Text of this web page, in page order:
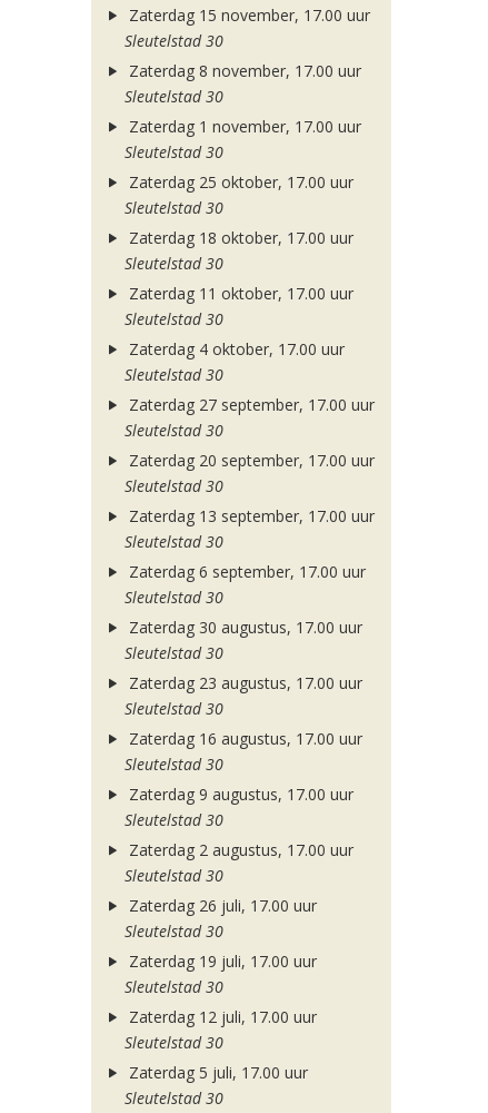
Zaterdag 15 november, 17.00 uur
Sleutelstad 30
Zaterdag 8 november, 17.00 uur
Sleutelstad 30
Zaterdag 1 november, 17.00 uur
Sleutelstad 30
Zaterdag 25 oktober, 17.00 uur
Sleutelstad 30
Zaterdag 18 oktober, 17.00 uur
Sleutelstad 30
Zaterdag 11 oktober, 17.00 uur
Sleutelstad 30
Zaterdag 4 oktober, 17.00 uur
Sleutelstad 30
Zaterdag 27 september, 17.00 uur
Sleutelstad 30
Zaterdag 20 september, 17.00 uur
Sleutelstad 30
Zaterdag 13 september, 17.00 uur
Sleutelstad 30
Zaterdag 6 september, 17.00 uur
Sleutelstad 30
Zaterdag 30 augustus, 17.00 uur
Sleutelstad 30
Zaterdag 23 augustus, 17.00 uur
Sleutelstad 30
Zaterdag 16 augustus, 17.00 uur
Sleutelstad 30
Zaterdag 9 augustus, 17.00 uur
Sleutelstad 30
Zaterdag 2 augustus, 17.00 uur
Sleutelstad 30
Zaterdag 26 juli, 17.00 uur
Sleutelstad 30
Zaterdag 19 juli, 17.00 uur
Sleutelstad 30
Zaterdag 12 juli, 17.00 uur
Sleutelstad 30
Zaterdag 5 juli, 17.00 uur
Sleutelstad 30